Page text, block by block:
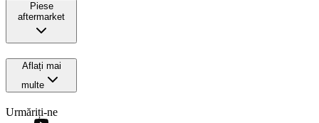
Piese
aftermarket
Aflați mai
multe
Urmăriți-ne